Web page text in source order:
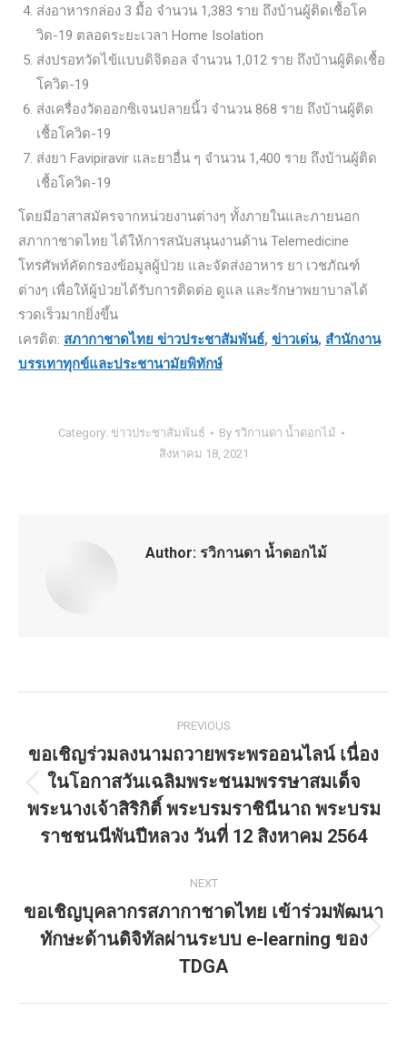
ส่งอาหารกล่อง 3 มื้อ จำนวน 1,383 ราย ถึงบ้านผู้ติดเชื้อโค
วิด-19 ตลอดระยะเวลา Home Isolation
ส่งปรอทวัดไข้แบบดิจิตอล จำนวน 1,012 ราย ถึงบ้านผู้ติดเชื้อ
โควิด-19
ส่งเครื่องวัดออกซิเจนปลายนิ้ว จำนวน 868 ราย ถึงบ้านผู้ติด
เชื้อโควิด-19
ส่งยา Favipiravir และยาอื่น ๆ จำนวน 1,400 ราย ถึงบ้านผู้ติด
เชื้อโควิด-19
โดยมีอาสาสมัครจากหน่วยงานต่างๆ ทั้งภายในและภายนอก
สภากาชาดไทย ได้ให้การสนับสนุนงานด้าน Telemedicine
โทรศัพท์คัดกรองข้อมูลผู้ป่วย และจัดส่งอาหาร ยา เวชภัณฑ์
ต่างๆ เพื่อให้ผู้ป่วยได้รับการติดต่อ ดูแล และรักษาพยาบาลได้
รวดเร็วมากยิ่งขึ้น
เครดิต: สภากาชาดไทย ข่าวประชาสัมพันธ์, ข่าวเด่น, สำนักงาน
บรรเทาทุกข์และประชานามัยพิทักษ์
Category: ข่าวประชาสัมพันธ์ By รวิกานดา น้ำดอกไม้
สิงหาคม 18, 2021
Author: รวิกานดา น้ำดอกไม้
navigation
PREVIOUS
Previous
post:
ขอเชิญร่วมลงนามถวายพระพรออนไลน์ เนื่อง
ในโอกาสวันเฉลิมพระชนมพรรษาสมเด็จ
พระนางเจ้าสิริกิติ์ พระบรมราชินีนาถ พระบรม
ราชชนนีพันปีหลวง วันที่ 12 สิงหาคม 2564
NEXT
Next
post:
ขอเชิญบุคลากรสภากาชาดไทย เข้าร่วมพัฒนา
ทักษะด้านดิจิทัลผ่านระบบ e-learning ของ
TDGA